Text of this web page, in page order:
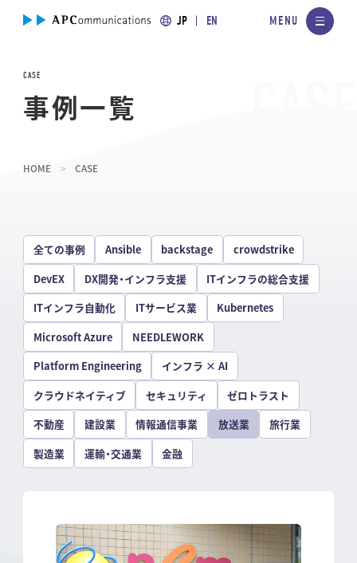
JP EN
CASE
事例一覧
HOME CASE
全ての事例 Ansible backstage
crowdstrike
DevEX
DX開発・インフラ支援
ITインフラの総合支援
ITインフラ自動化
ITサービス業
Kubernetes
Microsoft Azure
NEEDLEWORK
Platform Engineering
インフラ × AI
クラウドネイティブ
セキュリティ
ゼロトラスト
不動産
建設業 情報通信事業 放送業
旅行業
製造業
運輸・交通業 金融